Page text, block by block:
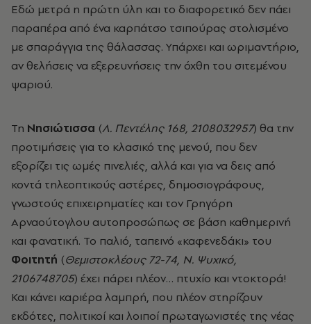
Εδώ μετρά η πρώτη ύλη και το διαφορετικό δεν πάει
παραπέρα από ένα καρπάτσο τσιπούρας στολισμένο
με σπαράγγια της θάλασσας. Υπάρχει και ωριμαντήριο,
αν θελήσεις να εξερευνήσεις την όχθη του σιτεμένου
ψαριού.
Τη Νησιώτισσα (Λ. Πεντέλης 168, 2108032957) θα την
προτιμήσεις για το κλασικό της μενού, που δεν
εξορίζει τις ωμές πινελιές, αλλά και για να δεις από
κοντά τηλεοπτικούς αστέρες, δημοσιογράφους,
γνωστούς επιχειρηματίες και τον Γρηγόρη
Αρναούτογλου αυτοπροσώπως σε βάση καθημερινή
και φανατική. Το παλιό, ταπεινό «καφενεδάκι» του
Φοιτητή (Θεμιστοκλέους 72-74, Ν. Ψυχικό,
2106748705) έχει πάρει πλέον… πτυχίο και ντοκτορά!
Και κάνει καριέρα λαμπρή, που πλέον στηρίζουν
εκδότες, πολιτικοί και λοιποί πρωταγωνιστές της νέας